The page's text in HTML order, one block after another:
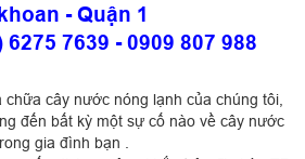
- Quận 1
7639 - 0909 807 988
chữa cây nước nóng lạnh của chúng tôi,
đến bất kỳ một sự cố nào về cây nước
gia đình bạn .